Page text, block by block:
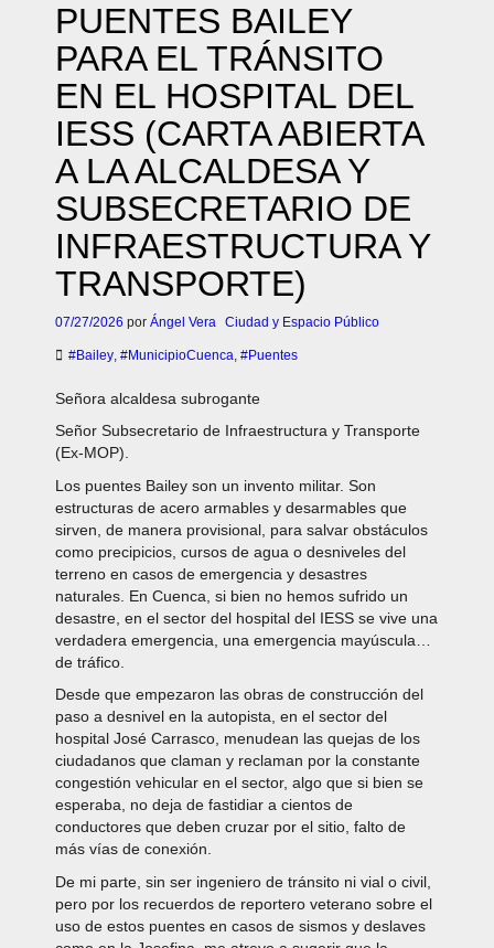
PUENTES BAILEY
PARA EL TRÁNSITO
EN EL HOSPITAL DEL
IESS (CARTA ABIERTA
A LA ALCALDESA Y
SUBSECRETARIO DE
INFRAESTRUCTURA Y
TRANSPORTE)
07/27/2026 por Ángel Vera Ciudad y Espacio Público
#Bailey, #MunicipioCuenca, #Puentes
Señora alcaldesa subrogante
Señor Subsecretario de Infraestructura y Transporte
(Ex-MOP).
Los puentes Bailey son un invento militar. Son
estructuras de acero armables y desarmables que
sirven, de manera provisional, para salvar obstáculos
como precipicios, cursos de agua o desniveles del
terreno en casos de emergencia y desastres
naturales. En Cuenca, si bien no hemos sufrido un
desastre, en el sector del hospital del IESS se vive una
verdadera emergencia, una emergencia mayúscula…
de tráfico.
Desde que empezaron las obras de construcción del
paso a desnivel en la autopista, en el sector del
hospital José Carrasco, menudean las quejas de los
ciudadanos que claman y reclaman por la constante
congestión vehicular en el sector, algo que si bien se
esperaba, no deja de fastidiar a cientos de
conductores que deben cruzar por el sitio, falto de
más vías de conexión.
De mi parte, sin ser ingeniero de tránsito ni vial o civil,
pero por los recuerdos de reportero veterano sobre el
uso de estos puentes en casos de sismos y deslaves